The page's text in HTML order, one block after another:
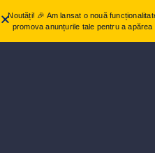
Noutăți! 🎉 Am lansat o nouă
promova anunțurile tale pentru a